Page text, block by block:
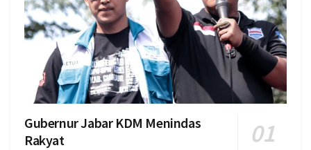
Gubernur Jabar KDM Menindas
Rakyat